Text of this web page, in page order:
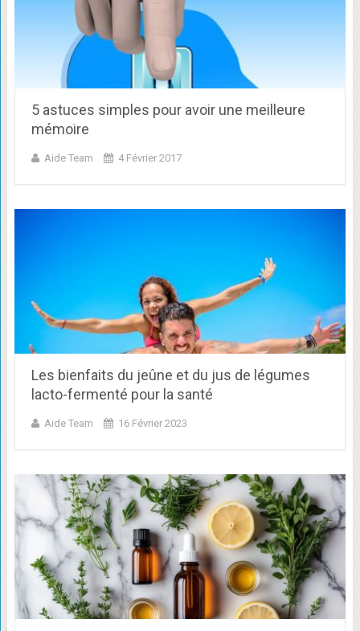
5 astuces simples pour avoir une meilleure
mémoire
Aide Team 4 Février 2017
Les bienfaits du jeûne et du jus de légumes
lacto-fermenté pour la santé
Aide Team 16 Février 2023